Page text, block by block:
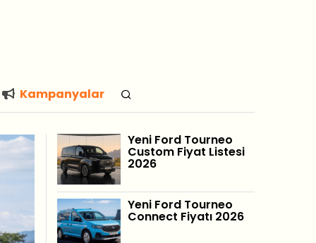
Kampanyalar
Yeni Ford Tourneo
Custom Fiyat Listesi
2026
Yeni Ford Tourneo
Connect Fiyatı 2026